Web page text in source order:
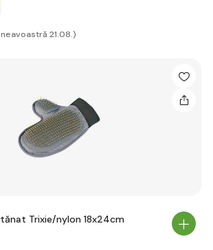
21.08.)
Trixie/nylon 18x24cm